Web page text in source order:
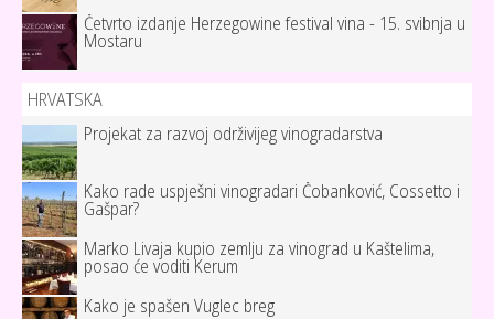
Četvrto izdanje Herzegowine festival vina - 15. svibnja u
Mostaru
HRVATSKA
Projekat za razvoj održivijeg vinogradarstva
Kako rade uspješni vinogradari Čobanković, Cossetto i
Gašpar?
Marko Livaja kupio zemlju za vinograd u Kaštelima,
posao će voditi Kerum
Kako je spašen Vuglec breg